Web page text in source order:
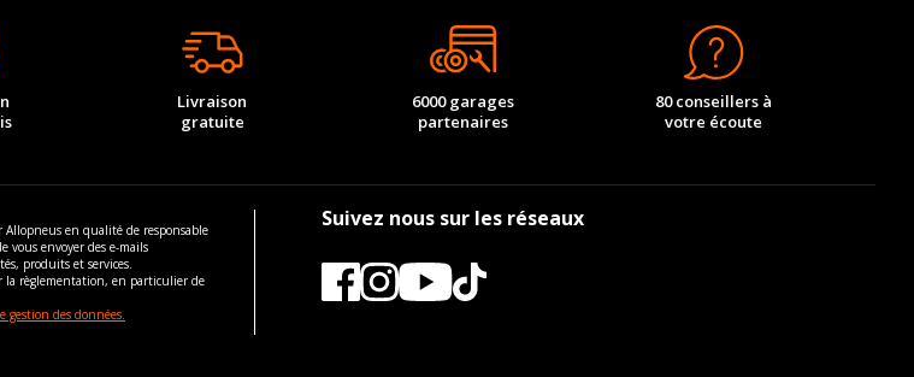
Livraison
gratuite
6000 garages
partenaires
80 conseillers à
votre écoute
Allopneus en qualité de responsable
envoyer des e-mails
produits et services.
la règlementation, en particulier de
gestion des données.
Suivez nous sur les réseaux